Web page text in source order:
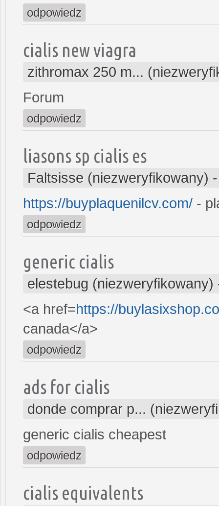
odpowiedz
cialis new viagra
zithromax 250 m...
Forum
odpowiedz
liasons sp cialis es
Faltsisse (niezweryfikowany)
https://buyplaquenilcv.com/ -
odpowiedz
generic cialis
elestebug (niezweryfikowany)
<a href=https://
canada</a>
odpowiedz
ads for cialis
donde comprar p...
generic cialis cheapest
odpowiedz
cialis equivalents